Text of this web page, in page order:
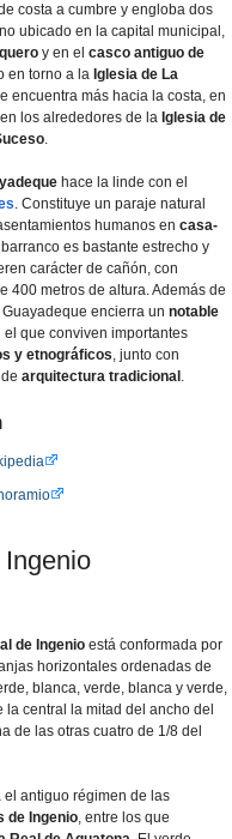
costa a cumbre y engloba dos
ubicado en la capital municipal,
y en el casco antiguo de
en torno a la Iglesia de La
encuentra más hacia la costa, en
los alrededores de la Iglesia de
.
hace la linde con el
. Constituye un paraje natural
humanos en casa-
es bastante estrecho y
carácter de cañón, con
400 metros de altura. Además de
encierra un notable
el que conviven importantes
y etnográficos, junto con
arquitectura tradicional .
de Ingenio está conformada por
horizontales ordenadas de
blanca, verde, blanca y verde,
central la mitad del ancho del
de las otras cuatro de 1/8 del
el antiguo régimen de las
de Ingenio, entre los que